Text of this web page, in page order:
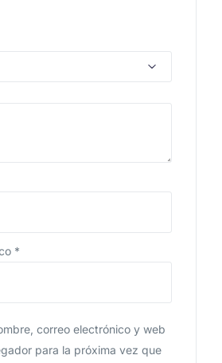
*
correo electrónico y web
para la próxima vez que